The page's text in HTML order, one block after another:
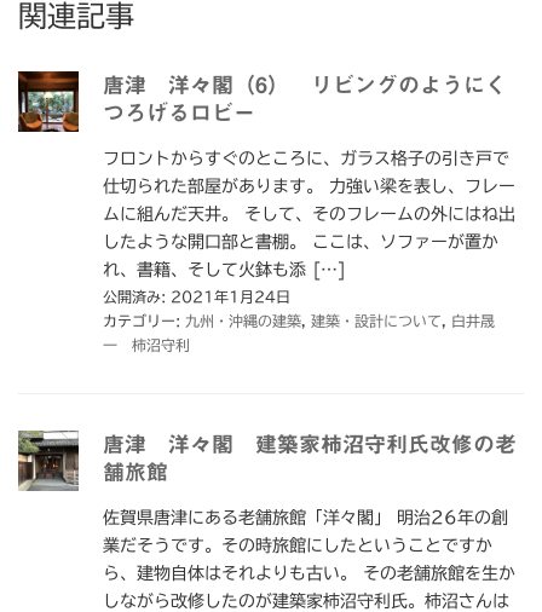
関連記事
唐津 洋々閣（6） リビングのようにく
つろげるロビー
フロントからすぐのところに、ガラス格子の引き戸で
仕切られた部屋があります。 力強い梁を表し、フレー
ムに組んだ天井。 そして、そのフレームの外にはね出
したような開口部と書棚。 ここは、ソファーが置か
れ、書籍、そして火鉢も添 […]
公開済み: 2021年1月24日
カテゴリー: 九州・沖縄の建築 建築・設計について
白井晟
一 柿沼守利
唐津 洋々閣 建築家柿沼守利氏改修の老
舗旅館
佐賀県唐津にある老舗旅館「洋々閣」 明治26年の創
業だそうです。その時旅館にしたということですか
ら、建物自体はそれよりも古い。 その老舗旅館を生か
しながら改修したのが建築家柿沼守利氏。柿沼さんは